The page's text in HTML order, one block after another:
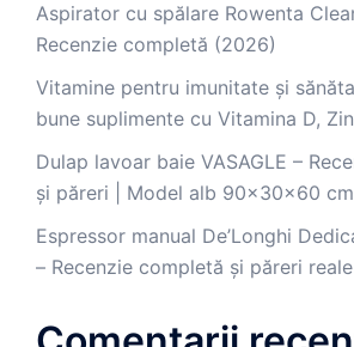
Aspirator cu spălare Rowenta
Recenzie completă (2026)
Vitamine pentru imunitate și
bune suplimente cu Vitamina D,
Dulap lavoar baie VASAGLE –
și păreri | Model alb 90x30x60 cm
Espressor manual De’Longhi
– Recenzie completă și păreri reale